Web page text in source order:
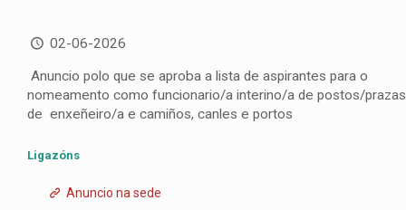
02-06-2026
Anuncio polo que se aproba a lista de aspirantes para o
nomeamento como funcionario/a interino/a de postos/prazas
de enxeñeiro/a e camiños, canles e portos
Ligazóns
Anuncio na sede